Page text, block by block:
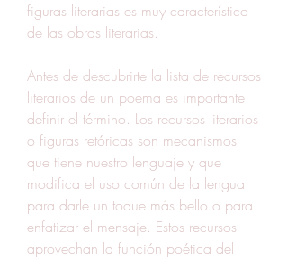
figuras literarias es muy característico
de las obras literarias.
Antes de descubrirte la lista de recursos
literarios de un poema es importante
definir el término. Los recursos literarios
o figuras retóricas son mecanismos
que tiene nuestro lenguaje y que
modifica el uso común de la lengua
para darle un toque más bello o para
enfatizar el mensaje. Estos recursos
aprovechan la función poética del